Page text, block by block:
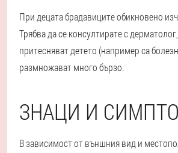
При децата брадавиците обикновено
Трябва да се консултирате с
притесняват детето (например са
размножават много бързо.
ЗНАЦИ И
В зависимост от външния вид и